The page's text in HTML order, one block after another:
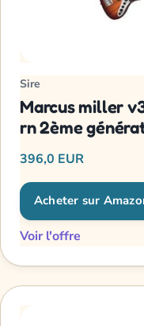
Sire
Marcus miller
rn 2ème
396,0 EUR
Acheter sur
Voir l'offre